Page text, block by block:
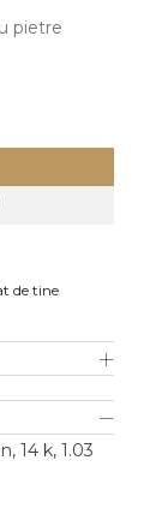
pietre
de tine
14 k, 1.03